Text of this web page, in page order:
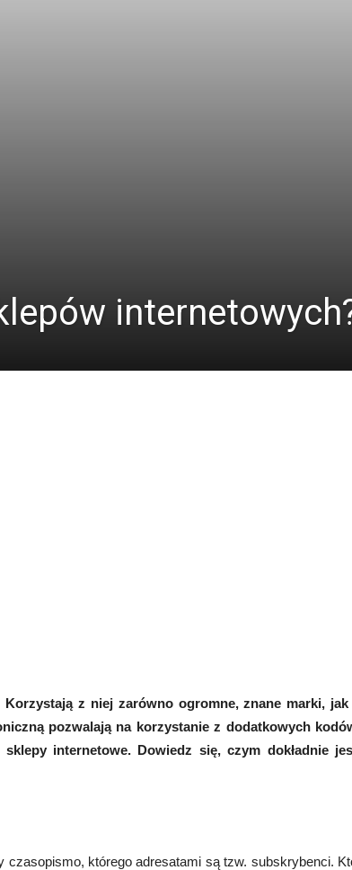
z niej zarówno ogromne, znane marki,
pozwalają na korzystanie z dodatkowych
internetowe. Dowiedz się, czym dokładnie
czasopismo, którego adresatami są tzw. subskrybenci.